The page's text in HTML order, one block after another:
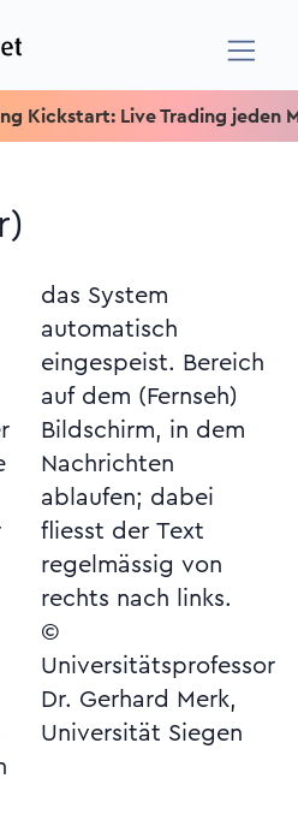
Kickstart: Live Trading jeden
rechts nach links.
©
Universitätsprofessor
Dr. Gerhard Merk,
Universität Siegen